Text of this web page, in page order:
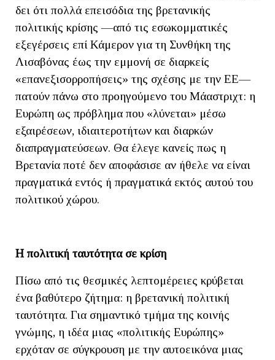
δει ότι πολλά επεισόδια της βρετανικής
πολιτικής κρίσης —από τις εσωκομματικές
εξεγέρσεις επί Κάμερον για τη Συνθήκη της
Λισαβόνας έως την εμμονή σε διαρκείς
«επανεξισορροπήσεις» της σχέσης με την ΕΕ—
πατούν πάνω στο προηγούμενο του Μάαστριχτ: η
Ευρώπη ως πρόβλημα που «λύνεται» μέσω
εξαιρέσεων, ιδιαιτεροτήτων και διαρκών
διαπραγματεύσεων. Θα έλεγε κανείς πως η
Βρετανία ποτέ δεν αποφάσισε αν ήθελε να είναι
πραγματικά εντός ή πραγματικά εκτός αυτού του
πολιτικού χώρου.
Η πολιτική ταυτότητα σε κρίση
Πίσω από τις θεσμικές λεπτομέρειες κρύβεται
ένα βαθύτερο ζήτημα: η βρετανική πολιτική
ταυτότητα. Για σημαντικό τμήμα της κοινής
γνώμης, η ιδέα μιας «πολιτικής Ευρώπης»
ερχόταν σε σύγκρουση με την αυτοεικόνα μιας